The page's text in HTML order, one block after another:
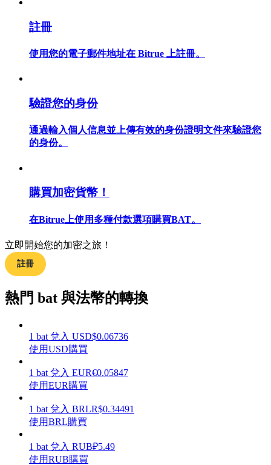
合約指南
合約功能使用指南
交易策略
學習如何保持盈利
註冊
使用您的電子郵件地址在 Bitrue 上註冊。
驗證您的身份
通過輸入個人信息並上傳有效的身份證明文件來驗證您
的身份。
購買加密貨幣！
在Bitrue上使用多種付款選項購買BAT。
立即開始您的加密之旅！
註冊
熱門 bat 與法幣的轉換
1 bat 兌入 USD$0.06736
使用USD購買
1 bat 兌入 EUR€0.05847
使用EUR購買
1 bat 兌入 BRLR$0.34491
使用BRL購買
1 bat 兌入 RUB₽5.49
使用RUB購買